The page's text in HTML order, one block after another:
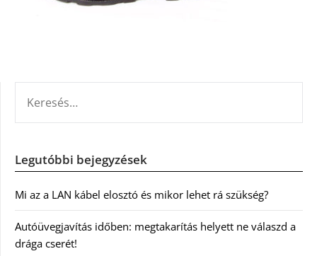
Legutóbbi bejegyzések
Mi az a LAN kábel elosztó és mikor lehet rá szükség?
Autóüvegjavítás időben: megtakarítás helyett ne válaszd a
drága cserét!